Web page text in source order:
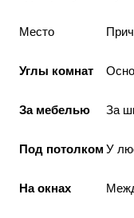
Место
Углы комнат
За мебелью За
Под потолком У
На окнах